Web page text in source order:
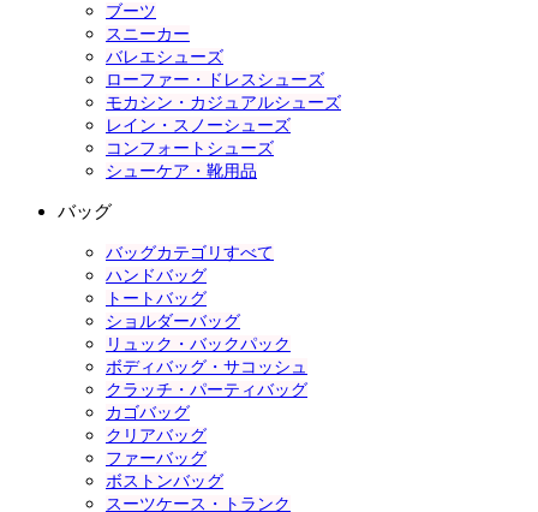
ブーツ
スニーカー
バレエシューズ
ローファー・ドレスシューズ
モカシン・カジュアルシューズ
レイン・スノーシューズ
コンフォートシューズ
シューケア・靴用品
バッグ
バッグカテゴリすべて
ハンドバッグ
トートバッグ
ショルダーバッグ
リュック・バックパック
ボディバッグ・サコッシュ
クラッチ・パーティバッグ
カゴバッグ
クリアバッグ
ファーバッグ
ボストンバッグ
スーツケース・トランク